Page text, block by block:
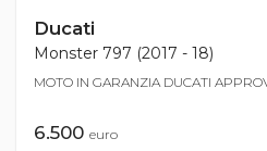
Ducati
Monster 797 (2017 - 18)
MOTO IN GARANZIA DUCATI
6.500 euro